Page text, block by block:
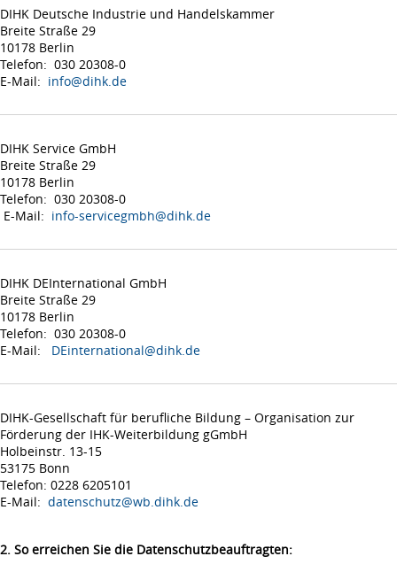
DIHK Deutsche Industrie und Handelskammer
Breite Straße 29
10178 Berlin
Telefon: 030 20308-0
E-Mail: info@dihk.de
DIHK Service GmbH
Breite Straße 29
10178 Berlin
Telefon: 030 20308-0
E-Mail: info-servicegmbh@dihk.de
DIHK DEInternational GmbH
Breite Straße 29
10178 Berlin
Telefon: 030 20308-0
E-Mail: DEinternational@dihk.de
DIHK-Gesellschaft für berufliche Bildung – Organisation zur
Förderung der IHK-Weiterbildung gGmbH
Holbeinstr. 13-15
53175 Bonn
Telefon: 0228 6205101
E-Mail: datenschutz@wb.dihk.de
2. So erreichen Sie die Datenschutzbeauftragten: